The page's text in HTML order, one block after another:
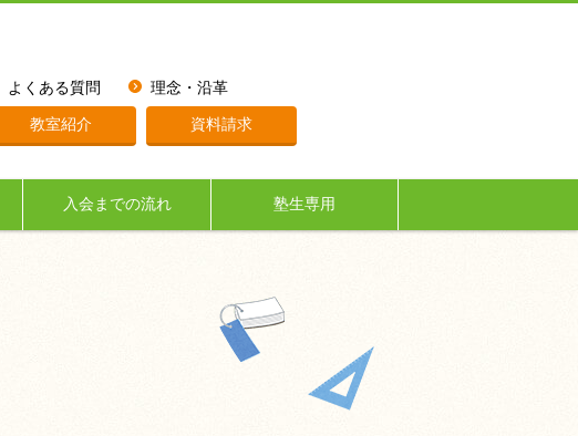
よくある質問 理念・沿革
教室紹介 資料請求
入会までの流れ 塾生専用